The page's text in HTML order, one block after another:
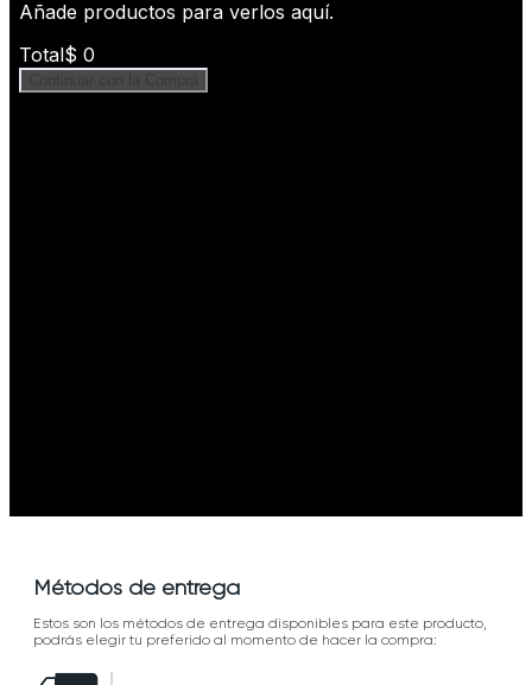
Métodos de entrega
Estos son los métodos de entrega disponibles para este producto,
podrás elegir tu preferido al momento de hacer la compra: